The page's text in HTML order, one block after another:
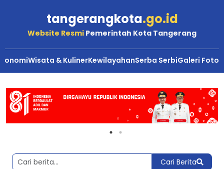
tangerangkota.go.id
Website Resmi Pemerintah Kota Tangerang
Wisata & KulinerKewilayahanSerba SerbiGaleri Foto
Cari Berita